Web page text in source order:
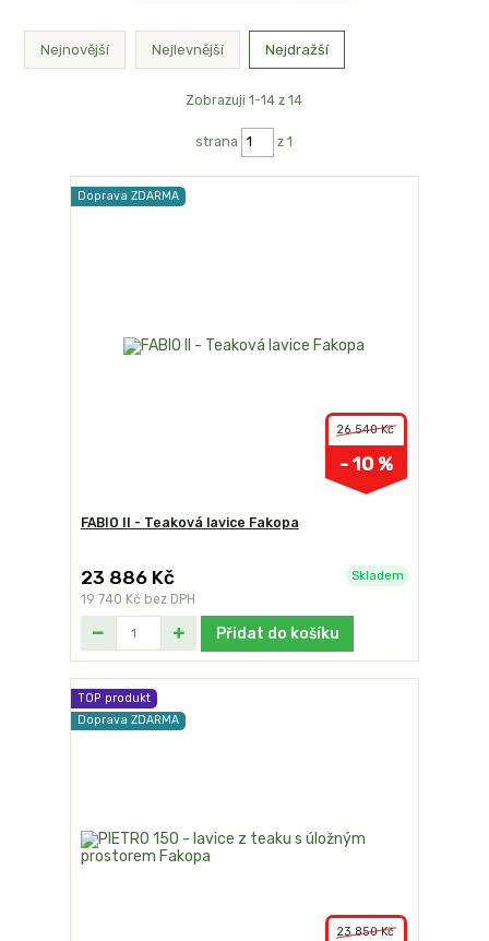
Nejnovější Nejlevnější Nejdražší
Zobrazuji 1-14 z 14
strana z 1
Doprava ZDARMA
26 540 Kč
- 10 %
FABIO II - Teaková lavice Fakopa
23 886 Kč
19 740 Kč bez DPH
Skladem
Přidat do košíku
TOP produkt
Doprava ZDARMA
23 850 Kč